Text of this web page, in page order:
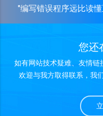
"编写错误程序远比读
您还
如有网站技术疑难、友情链
欢迎与我方取得联系，我